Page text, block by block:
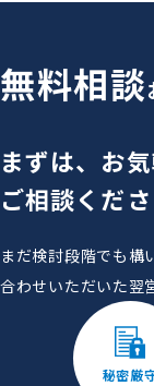
無料相談
まずは、お
ご相談くだ
まだ検討段階でも構
合わせいただいた翌
秘密厳